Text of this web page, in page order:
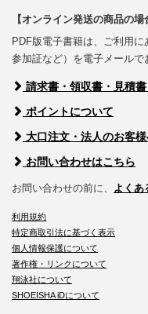
【オンライン発送の商品の場
PDF版電子書籍は、ご利用に
参加証など）を電子メールで
請求書・領収書・見積
ポイントについて
大口注文・法人のお客
お問い合わせはこちら
お問い合わせの前に、 よくあ
利用規約
特定商取引法に基づく表示
個人情報保護について
著作権・リンクについて
翔泳社について
SHOEISHA iDについて